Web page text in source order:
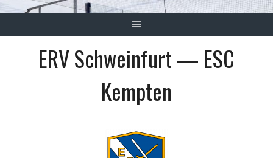
ERV Schweinfurt — ESC
Kempten